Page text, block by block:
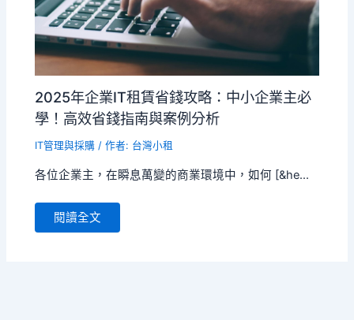
2025年企業IT租賃省錢攻略：中小企業主必
學！高效省錢指南與案例分析
IT管理與採購 / 作者: 台灣小租
各位企業主，在瞬息萬變的商業環境中，如何 [&he...
閱讀全文